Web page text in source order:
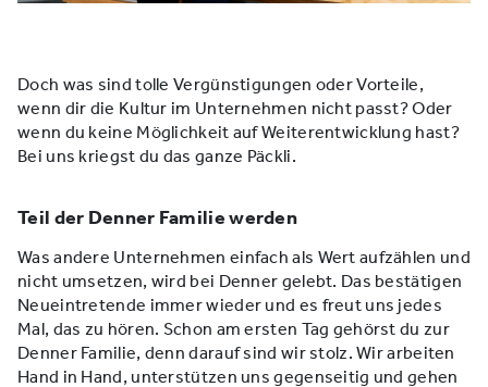
Doch was sind tolle Vergünstigungen oder Vorteile,
wenn dir die Kultur im Unternehmen nicht passt? Oder
wenn du keine Möglichkeit auf Weiterentwicklung hast?
Bei uns kriegst du das ganze Päckli.
Teil der Denner Familie werden
Was andere Unternehmen einfach als Wert aufzählen und
nicht umsetzen, wird bei Denner gelebt. Das bestätigen
Neueintretende immer wieder und es freut uns jedes
Mal, das zu hören. Schon am ersten Tag gehörst du zur
Denner Familie, denn darauf sind wir stolz. Wir arbeiten
Hand in Hand, unterstützen uns gegenseitig und gehen